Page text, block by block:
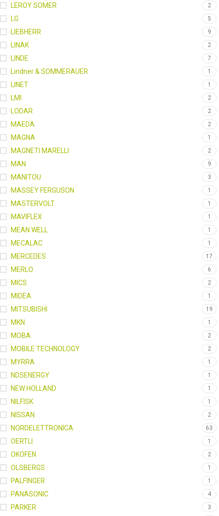
LEROY SOMER 2
LG 5
LIEBHERR 9
LINAK 2
LINDE 7
Lindner & SOMMERAUER 1
LINET 1
LMI 2
LODAR 2
MAEDA 2
MAGNA 1
MAGNETI MARELLI 2
MAN 9
MANITOU 3
MASSEY FERGUSON 1
MASTERVOLT 1
MAVIFLEX 1
MEAN WELL 1
MECALAC 1
MERCEDES 17
MERLO 6
MICS 2
MIDEA 1
MITSUBISHI 19
MKN 1
MOBA 2
MOBILE TECHNOLOGY 2
MYRRA 1
NDSENERGY 1
NEW HOLLAND 1
NILFISK 1
NISSAN 2
NORDELETTRONICA 63
OERTLI 1
OKOFEN 2
OLSBERGS 1
PALFINGER 1
PANASONIC 4
PARKER 3